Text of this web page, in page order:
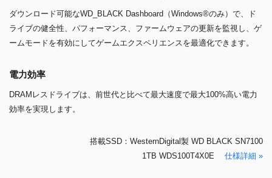
ダウンロード可能なWD_BLACK Dashboard（Windows®のみ）で、ド
ライブの健全性、パフォーマンス、ファームウェアの更新を監視し、ゲ
ームモードを有効にしてゲームエクスペリエンスを最適化できます。
電力効率
DRAMレスドライブは、前世代と比べて最大速度で最大100%高い電力
効率を実現します。
搭載SSD：WesternDigital製 WD BLACK SN7100
1TB WDS100T4X0E 仕様詳細 »